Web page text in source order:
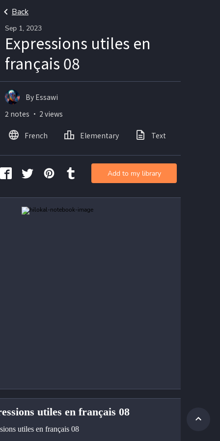
Back
Sep 1, 2023
Expressions utiles en
français 08
utiles en français 08
utiles en français 08
By Essawi
2 notes ・ 2 views
French Elementary Text
Add to my library